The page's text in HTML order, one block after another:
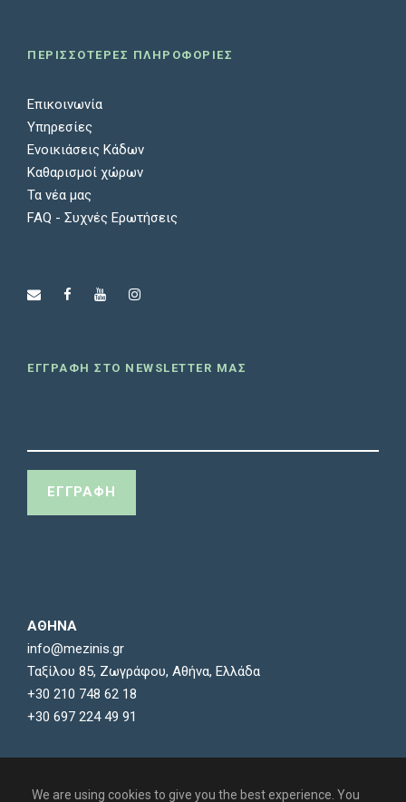
ΠΕΡΙΣΣΟΤΕΡΕΣ ΠΛΗΡΟΦΟΡΙΕΣ
Επικοινωνία
Υπηρεσίες
Ενοικιάσεις Κάδων
Καθαρισμοί χώρων
Τα νέα μας
FAQ - Συχνές Ερωτήσεις
ΕΓΓΡΑΦΗ ΣΤΟ NEWSLETTER ΜΑΣ
ΑΘΗΝΑ
info@mezinis.gr
Ταξίλου 85, Ζωγράφου, Αθήνα, Ελλάδα
+30 210 748 62 18
+30 697 224 49 91
We are using cookies to give you the best experience. You